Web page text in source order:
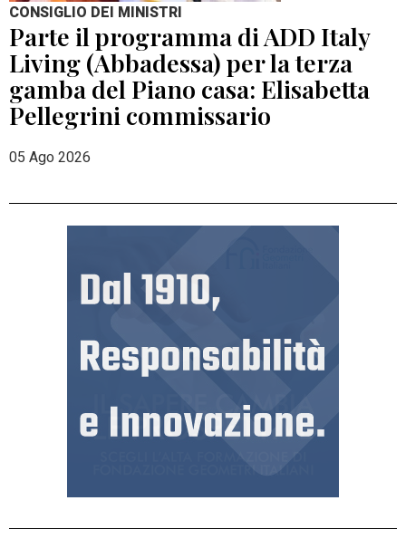
CONSIGLIO DEI MINISTRI
Parte il programma di ADD Italy
Living (Abbadessa) per la terza
gamba del Piano casa: Elisabetta
Pellegrini commissario
05 Ago 2026